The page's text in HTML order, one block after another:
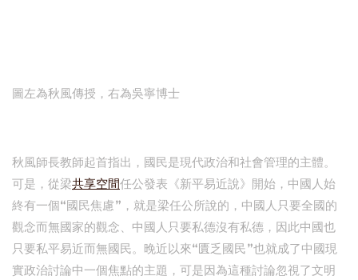
圖左為秋風傳授，右為吳寧博士
秋風師長教師起首指出，國民是現代政治和社會管理的主體。
可是，從梁共享空間任公發表《新平易近說》開始，中國人始
終有一個“國民焦慮”，就是梁任公所說的，中國人只要全國的
觀念而無國家的觀念、中國人只要私德沒有私德，因此中國也
只要私平易近而無國民。晚近以來“匱乏國民”也就成了中國現
實政治討論中一個焦點的主題，可是因為這種討論忽視了文明